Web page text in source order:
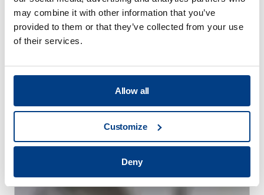
may combine it with other information that you’ve
provided to them or that they’ve collected from your use
of their services.
Allow all
Customize
Deny
通过高压热处理（HPHT™）减少热处理变形